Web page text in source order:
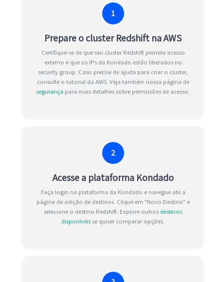
1
Prepare o cluster Redshift na AWS
Certifique-se de que seu cluster Redshift permite acesso
externo e que os IPs da Kondado estão liberados no
security group. Caso precise de ajuda para criar o cluster,
consulte o tutorial da AWS. Veja também nossa página de
segurança para mais detalhes sobre permissões de acesso.
2
Acesse a plataforma Kondado
Faça login na plataforma da Kondado e navegue até a
página de adição de destinos. Clique em "Novo Destino" e
selecione o destino Redshift. Explore outros destinos
disponíveis se quiser comparar opções.